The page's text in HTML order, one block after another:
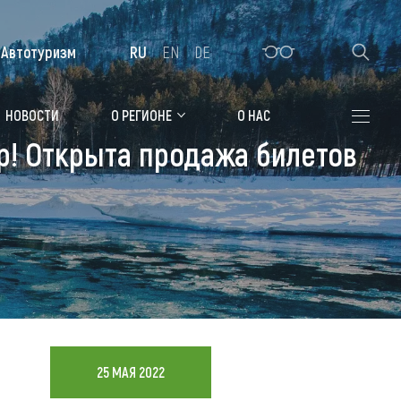
Алтайская зимовка
Где остановиться
Санатории
Гостиницы, отели
Коттеджи, базы
Сельские усадьбы
Мотели, придорожные отели
НОВОСТИ О РЕГИОНЕ О НАС
Автотуризм RU EN DE
Открыта продажа билетов
25 МАЯ 2022